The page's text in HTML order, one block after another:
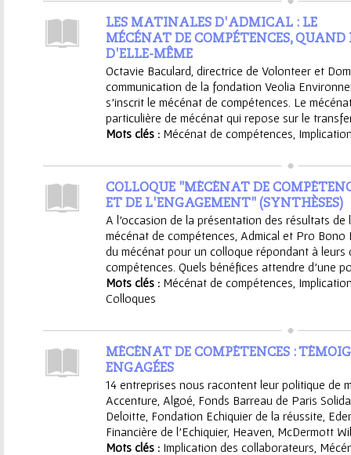
LES MATINALES D'ADMICAL : LE
MÉCÉNAT DE COMPÉTENCES, QUAND
D'ELLE-MÊME
Octavie Baculard, directrice de Volonteer et
communication de la fondation Veolia
s’inscrit le mécénat de compétences. Le
particulière de mécénat qui repose sur le
Mots clés : Mécénat de compétences
COLLOQUE "MÉCÉNAT DE
ET DE L'ENGAGEMENT" (SYNTHÈSES)
A l'occasion de la présentation des résultats de
mécénat de compétences, Admical et Pro
du mécénat pour un colloque répondant à leurs
compétences. Quels bénéfices attendre d'une
Mots clés : Mécénat de compétences
Colloques
MÉCÉNAT DE COMPÉTENCES :
ENGAGÉES
14 entreprises nous racontent leur politique de
Accenture, Algoé, Fonds Barreau de Paris
Deloitte, Fondation Echiquier de la réussite,
Financière de l'Echiquier, Heaven, McDermott
Mots clés : Implication des collaborateurs